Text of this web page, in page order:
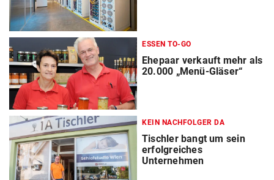
ESSEN TO-GO
Ehepaar verkauft mehr als
20.000 „Menü-Gläser“
KEIN NACHFOLGER DA
Tischler bangt um sein
erfolgreiches
Unternehmen